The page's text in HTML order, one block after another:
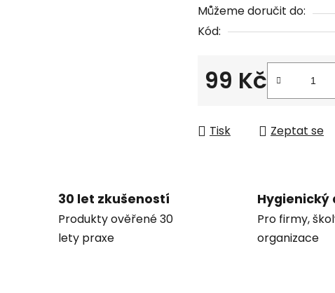
Můžeme doručit do:
Kód:
99 Kč
Měrná cena:
Tisk Zeptat se
30 let zkušeností
Produkty ověřené 30
lety praxe
Hygienický
Pro firmy,
organizace